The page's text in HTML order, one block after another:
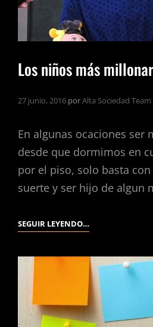
Los niños más
27 junio, 2016 porAlta Sociedad Team
En algunas ocaciones ser
desde que dormimos en
por el piso, solo basta
suerte y ser hijo de algun
SEGUIR LEYENDO…LOS
MÁS
MILLONARIOS
DEL
MUNDO.